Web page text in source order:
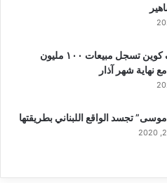
رسميا جلف كوين تسجل مبيعات ١٠٠ مليون
تجسد الواقع اللبناني بطريقتها